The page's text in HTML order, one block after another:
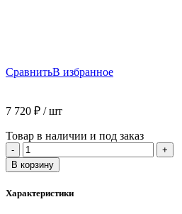
СравнитьВ избранное
7 720 ₽ / шт
Товар в наличии и под заказ
-
Количество
товара
Смеситель
Linara
+
В корзину
Характеристики